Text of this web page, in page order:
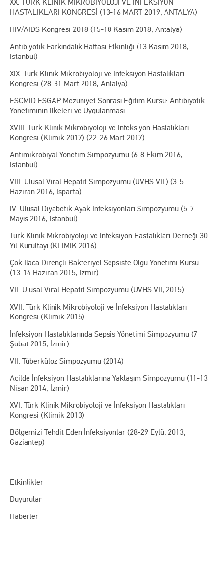
XX. TÜRK KLİNİK MİKROBİYOLOJİ VE İNFEKSİYON
HASTALIKLARI KONGRESİ (13-16 MART 2019, ANTALYA)
HIV/AIDS Kongresi 2018 (15-18 Kasım 2018, Antalya)
Antibiyotik Farkındalık Haftası Etkinliği (13 Kasım 2018,
İstanbul)
XIX. Türk Klinik Mikrobiyoloji ve İnfeksiyon Hastalıkları
Kongresi (28-31 Mart 2018, Antalya)
ESCMID ESGAP Mezuniyet Sonrası Eğitim Kursu: Antibiyotik
Yönetiminin İlkeleri ve Uygulanması
XVIII. Türk Klinik Mikrobiyoloji ve İnfeksiyon Hastalıkları
Kongresi (Klimik 2017) (22-26 Mart 2017)
Antimikrobiyal Yönetim Simpozyumu (6-8 Ekim 2016,
İstanbul)
VIII. Ulusal Viral Hepatit Simpozyumu (UVHS VIII) (3-5
Haziran 2016, Isparta)
IV. Ulusal Diyabetik Ayak İnfeksiyonları Simpozyumu (5-7
Mayıs 2016, İstanbul)
Türk Klinik Mikrobiyoloji ve İnfeksiyon Hastalıkları Derneği 30.
Yıl Kurultayı (KLİMİK 2016)
Çok İlaca Dirençli Bakteriyel Sepsiste Olgu Yönetimi Kursu
(13-14 Haziran 2015, İzmir)
VII. Ulusal Viral Hepatit Simpozyumu (UVHS VII, 2015)
XVII. Türk Klinik Mikrobiyoloji ve İnfeksiyon Hastalıkları
Kongresi (Klimik 2015)
İnfeksiyon Hastalıklarında Sepsis Yönetimi Simpozyumu (7
Şubat 2015, İzmir)
VII. Tüberküloz Simpozyumu (2014)
Acilde İnfeksiyon Hastalıklarına Yaklaşım Simpozyumu (11-13
Nisan 2014, İzmir)
XVI. Türk Klinik Mikrobiyoloji ve İnfeksiyon Hastalıkları
Kongresi (Klimik 2013)
Bölgemizi Tehdit Eden İnfeksiyonlar (28-29 Eylül 2013,
Gaziantep)
Etkinlikler
Duyurular
Haberler